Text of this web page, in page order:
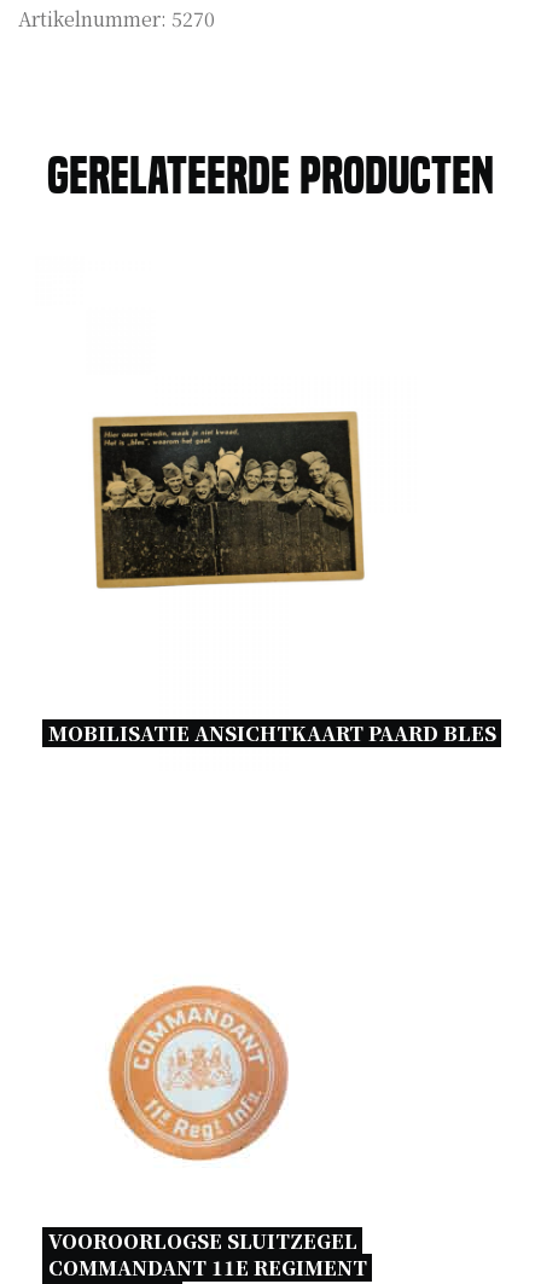
Artikelnummer: 5270
Gerelateerde producten
VOOROORLOGSE SLUITZEGEL
COMMANDANT 11E REGIMENT